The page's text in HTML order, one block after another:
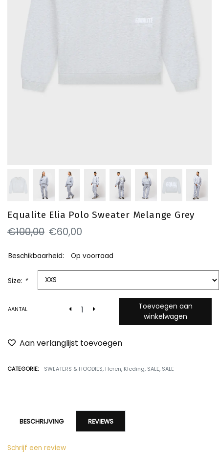
Equalite Elia Polo Sweater Melange Grey
€100,00 €60,00
Beschikbaarheid: Op voorraad
Size: *
AANTAL
Toevoegen aan
winkelwagen
Aan verlanglijst toevoegen
CATEGORIE: SWEATERS & HOODIES, Heren, Kleding, SALE, SALE
BESCHRIJVING REVIEWS
Schrijf een review